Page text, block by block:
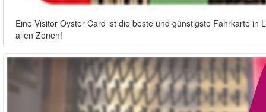
Eine Visitor Oyster Card ist die beste und günstigste Fahrkarte
allen Zonen!